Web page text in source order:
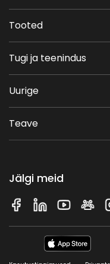
Tooted
Tugi ja teenindus
Uurige
Teave
Jälgi meid